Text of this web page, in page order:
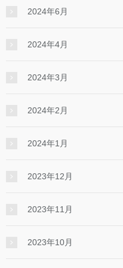
2024年6月
2024年4月
2024年3月
2024年2月
2024年1月
2023年12月
2023年11月
2023年10月